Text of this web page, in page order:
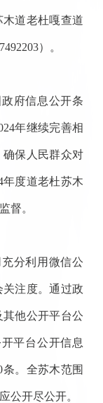
木道老杜嘎查道
）。
府信息公开条
年继续完善相
保人民群众对
年度道老杜苏木
督。
分利用微信公
注度。通过政
他公开平台公
平台公开信息
条。全苏木范围
公开尽公开。